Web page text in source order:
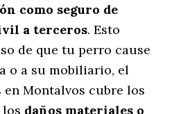
como seguro de
a terceros. Esto
de que tu perro cause
o a su mobiliario, el
Montalvos cubre los
los daños materiales o